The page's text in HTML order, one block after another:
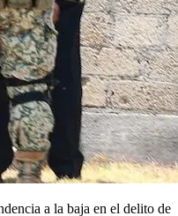
a la baja en el delito de